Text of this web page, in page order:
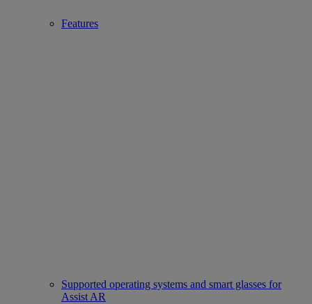
Features
Supported operating systems and smart glasses for
Assist AR